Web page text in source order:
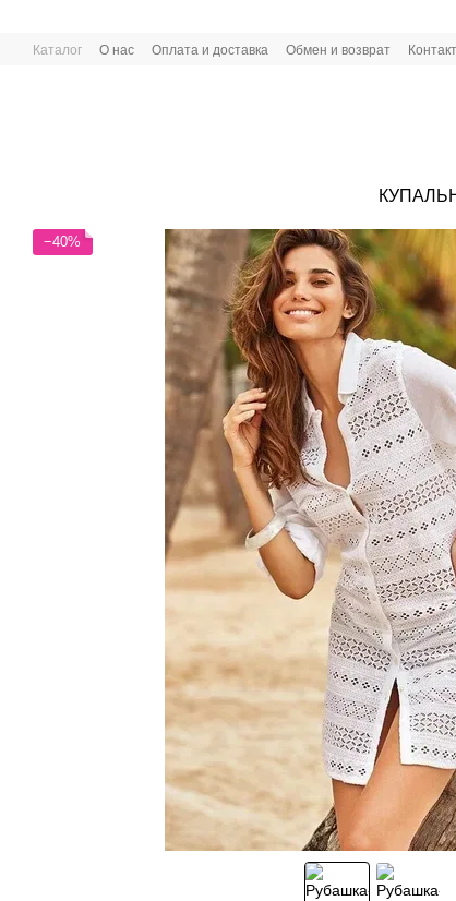
Каталог О нас Оплата и доставка Обмен и возврат
−40%